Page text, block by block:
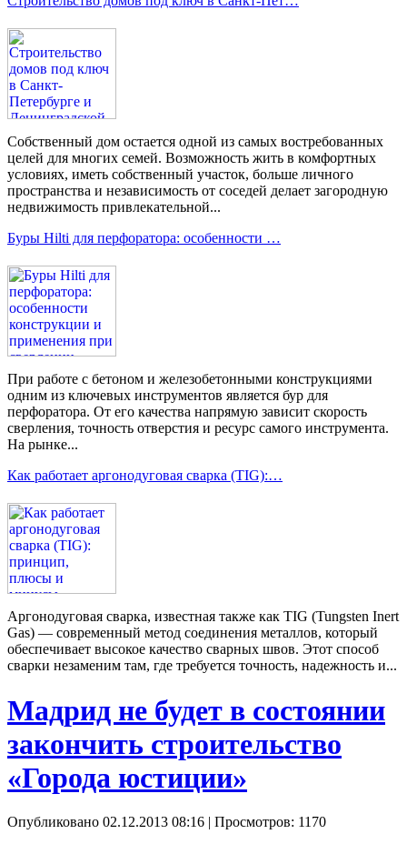
Собственный дом остается одной из самых востребованных
целей для многих семей. Возможность жить в комфортных
условиях, иметь собственный участок, больше личного
пространства и независимость от соседей делает загородную
недвижимость привлекательной...
Буры Hilti для перфоратора: особенности …
При работе с бетоном и железобетонными конструкциями
одним из ключевых инструментов является бур для
перфоратора. От его качества напрямую зависит скорость
сверления, точность отверстия и ресурс самого инструмента.
На рынке...
Как работает аргонодуговая сварка (TIG):…
Аргонодуговая сварка, известная также как TIG (Tungsten Inert
Gas) — современный метод соединения металлов, который
обеспечивает высокое качество сварных швов. Этот способ
сварки незаменим там, где требуется точность, надежность и...
Мадрид не будет в состоянии
закончить строительство
«Города юстиции»
Опубликовано 02.12.2013 08:16 | Просмотров: 1170